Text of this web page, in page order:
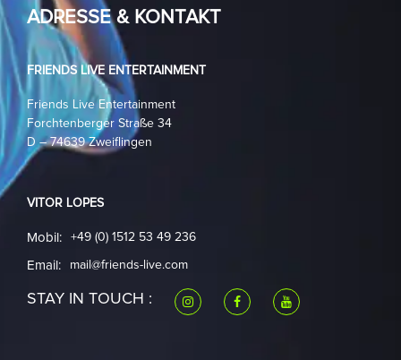
ADRESSE & KONTAKT
FRIENDS LIVE ENTERTAINMENT
Friends Live Entertainment
Forchtenberger Straße 34
D – 74639 Zweiflingen
VITOR LOPES
Mobil: +49 (0) 1512 53 49 236
Email: mail@friends-live.com
STAY IN TOUCH :